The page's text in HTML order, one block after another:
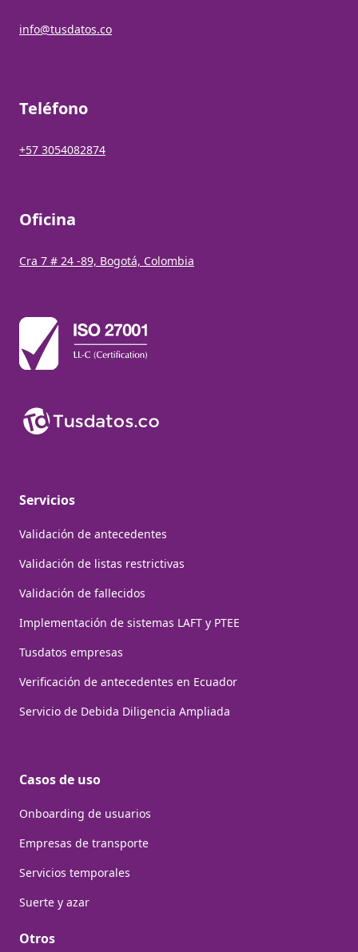
info@tusdatos.co
Teléfono
+57 3054082874
Oficina
Cra 7 # 24 -89, Bogotá, Colombia
Servicios
Validación de antecedentes
Validación de listas restrictivas
Validación de fallecidos
Implementación de sistemas LAFT y PTEE
Tusdatos empresas
Verificación de antecedentes en Ecuador
Servicio de Debida Diligencia Ampliada
Casos de uso
Onboarding de usuarios
Empresas de transporte
Servicios temporales
Suerte y azar
Otros